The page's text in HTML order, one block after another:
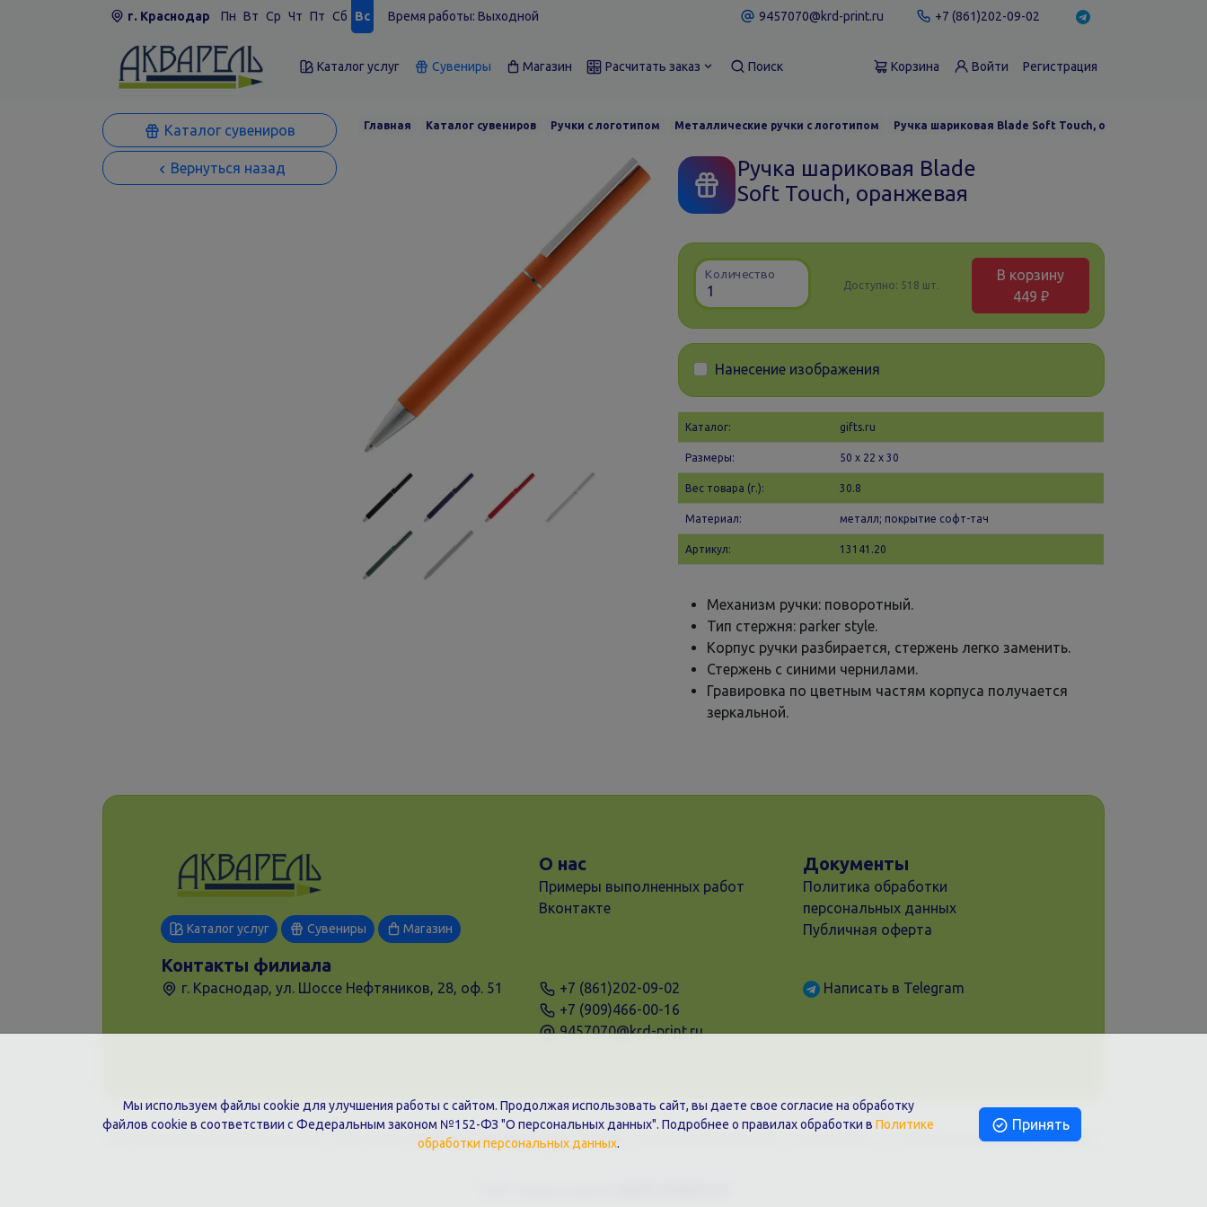
г. Краснодар Пн Вт Ср Чт Пт Сб Вс Время работы: Выходной 9457070@krd-print.ru +7 (861)202-09-02
Каталог услуг Сувениры Магазин Расчитать заказ Поиск Корзина Войти Регистрация
Каталог сувениров
Вернуться назад
Главная Каталог сувениров Ручки с логотипом Металлические ручки с логотипом Ручка шариковая Blade Soft Touch, оранжевая
Ручка шариковая Blade
Soft Touch, оранжевая
Количество
Доступно: 518 шт.
В корзину
449 ₽
Нанесение изображения
Каталог: gifts.ru
Размеры: 50 х 22 x 30
Вес товара (г.): 30.8
Материал: металл; покрытие софт-тач
Артикул: 13141.20
Механизм ручки: поворотный.
Тип стержня: parker style.
Корпус ручки разбирается, стержень легко заменить.
Стержень с синими чернилами.
Гравировка по цветным частям корпуса получается
зеркальной.
Каталог услуг Сувениры Магазин
О нас
Примеры выполненных работ
Вконтакте
Документы
Политика обработки
персональных данных
Публичная оферта
Контакты филиала
г. Краснодар, ул. Шоссе Нефтяников, 28, оф. 51
+7 (861)202-09-02
+7 (909)466-00-16
9457070@krd-print.ru
Написать в Telegram
ИП Гончарова Нина Николаевна, ИНН: ИНН 231203775909, Юр.адрес: 350051, Краснодарский край, г. Краснодар, ул. Шоссе Нефтяников, 28, оф.51
Мы используем файлы cookie для улучшения работы с сайтом. Продолжая использовать сайт, вы даете свое согласие на обработку
файлов cookie в соответствии с Федеральным законом №152-ФЗ "О персональных данных". Подробнее о правилах обработки в Политике
обработки персональных данных.
Принять